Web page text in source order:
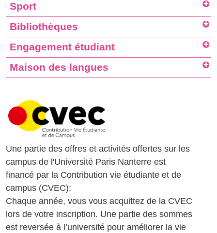
Sport
Bibliothèques
Engagement étudiant
Maison des langues
Une partie des offres et activités offertes sur les
campus de l'Université Paris Nanterre est
financé par la Contribution vie étudiante et de
campus (CVEC);
Chaque année, vous vous acquittez de la CVEC
lors de votre inscription. Une partie des sommes
est reversée à l’université pour améliorer la vie